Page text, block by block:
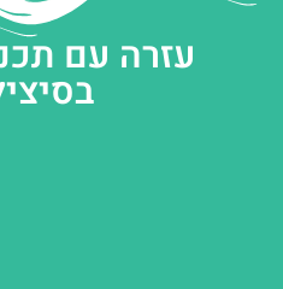
עזרה עם